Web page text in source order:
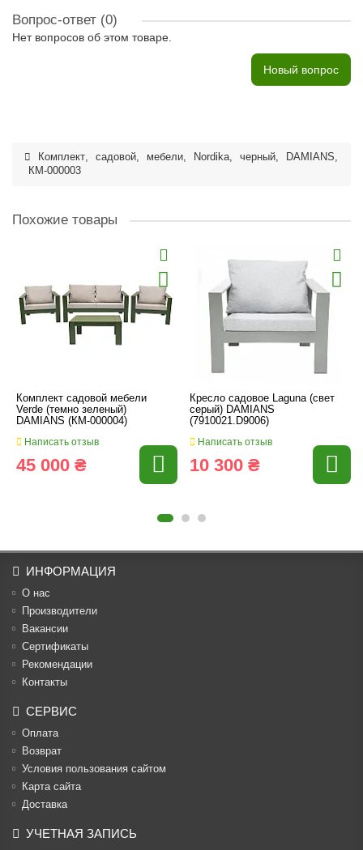
Вопрос-ответ (0)
Нет вопросов об этом товаре.
Новый вопрос
Комплект, садовой, мебели, Nordika, черный, DAMIANS,
КМ-000003
Похожие товары
Комплект садовой мебели
Verde (темно зеленый)
DAMIANS (КМ-000004)
Написать отзыв
45 000 ₴
Кресло садовое Laguna (свет
серый) DAMIANS
(7910021.D9006)
Написать отзыв
10 300 ₴
ИНФОРМАЦИЯ
О нас
Производители
Вакансии
Cертификаты
Рекомендации
Контакты
СЕРВИС
Оплата
Возврат
Условия пользования сайтом
Карта сайта
Доставка
УЧЕТНАЯ ЗАПИСЬ